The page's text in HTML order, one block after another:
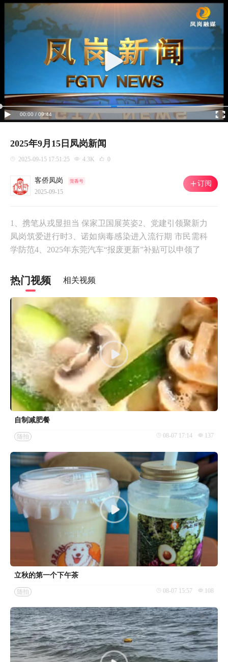
00:00 / 09:44
2025年9月15日凤岗新闻
2025-09-15 17:51:25 4.3K 0
客侨凤岗 莞香号
2025-09-15
订阅
1、携笔从戎显担当 保家卫国展英姿2、党建引领聚新力
凤岗筑爱进行时3、诺如病毒感染进入流行期 市民需科
学防范4、2025年东莞汽车“报废更新”补贴可以申领了
热门视频 相关视频
自制减肥餐
随拍 08-07 17:14 137
立秋的第一个下午茶
随拍 08-07 15:57 108